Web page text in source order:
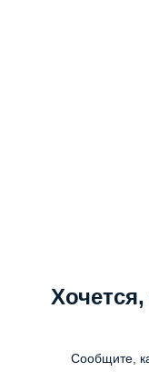
Сообщите,